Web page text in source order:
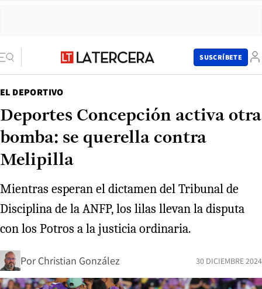
SUSCRÍBETE
EL DEPORTIVO
Deportes Concepción activa otra
bomba: se querella contra
Melipilla
Mientras esperan el dictamen del Tribunal de
Disciplina de la ANFP, los lilas llevan la disputa
con los Potros a la justicia ordinaria.
Por Christian González 30 DICIEMBRE 2024